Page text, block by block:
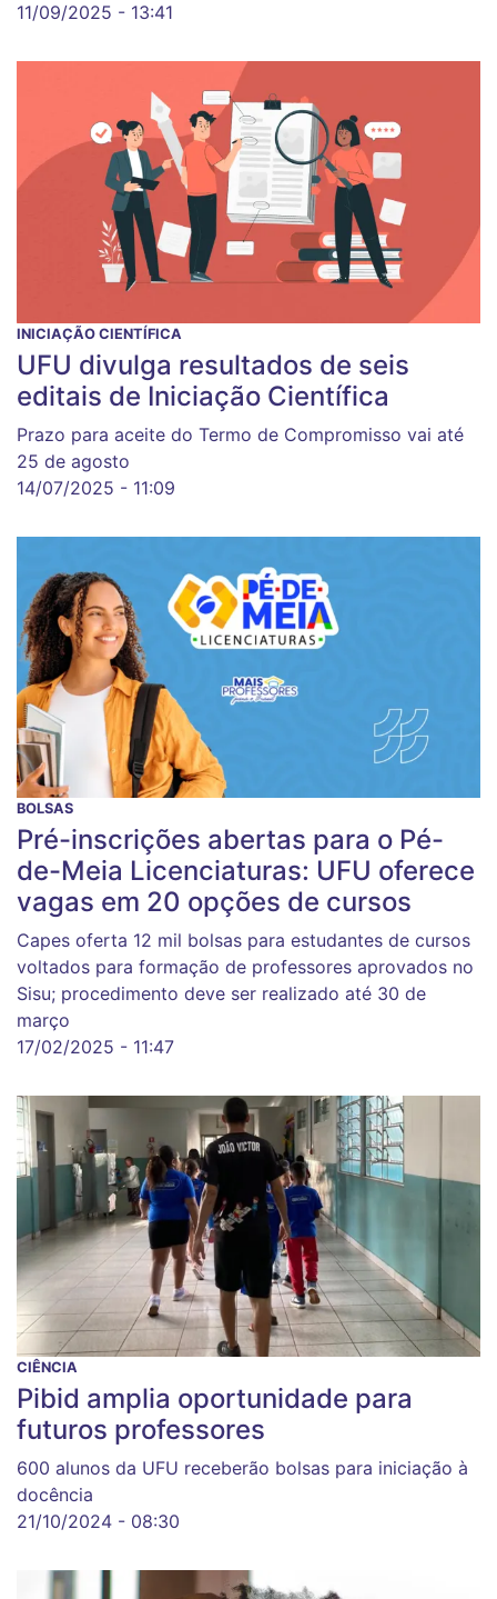
11/09/2025 - 13:41
INICIAÇÃO CIENTÍFICA
UFU divulga resultados de seis
editais de Iniciação Científica
Prazo para aceite do Termo de Compromisso vai até
25 de agosto
14/07/2025 - 11:09
BOLSAS
Pré-inscrições abertas para o Pé-
de-Meia Licenciaturas: UFU oferece
vagas em 20 opções de cursos
Capes oferta 12 mil bolsas para estudantes de cursos
voltados para formação de professores aprovados no
Sisu; procedimento deve ser realizado até 30 de
março
17/02/2025 - 11:47
CIÊNCIA
Pibid amplia oportunidade para
futuros professores
600 alunos da UFU receberão bolsas para iniciação à
docência
21/10/2024 - 08:30